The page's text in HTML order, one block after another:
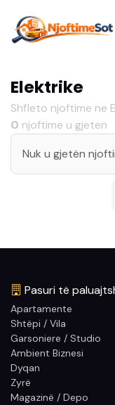
Elektrike
Shfleto njoftime ne
0 njoftime u gjeten
Nuk u gjetën
Pasuri të
Apartamente
Shtëpi / Vila
Garsoniere / Studio
Ambient Biznesi
Dyqan
Zyrë
Magazinë / Depo